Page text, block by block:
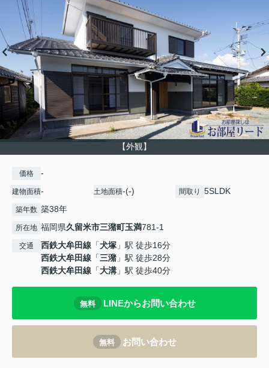
【外観】
価格 -
建物面積- 土地面積-(-) 間取り 5SLDK
築年数 築38年
所在地 福岡県久留米市三潴町玉満781-1
交通 西鉄大牟田線 「犬塚 」駅 徒歩16分
西鉄大牟田線 「三潴 」駅 徒歩28分
西鉄大牟田線 「大溝 」駅 徒歩40分
無料 LINEからお問い合わせ
無料 お問い合わせ